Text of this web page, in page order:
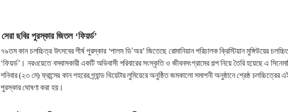
সেরা ছবির পুরস্কার জিতল ‘ফিয়র্ড’
৭৯তম কান চলচ্চিত্র উৎসবের শীর্ষ পুরস্কার ‘পালম ডি`অর’ জিতেছে রোমানিয়ান পরিচালক ক্রিস্টিয়ান মুঙ্গিউয়ের
‘ফিয়র্ড’। নরওয়েতে বসবাসকারী একটি অভিবাসী পরিবারের সংস্কৃতি ও জীবনসংগ্রামের গল্প নিয়ে তৈরি হয়েছে এ
শনিবার (২৩ মে) ফ্রান্সের কান শহরের গ্র্যান্ড থিয়েটার লুমিয়েরে অনুষ্ঠিত জমকালো সমাপনী অনুষ্ঠানে শ্রেষ্ঠ চলচ্চিত্রের
পুরস্কার ঘোষণা করা হয়।